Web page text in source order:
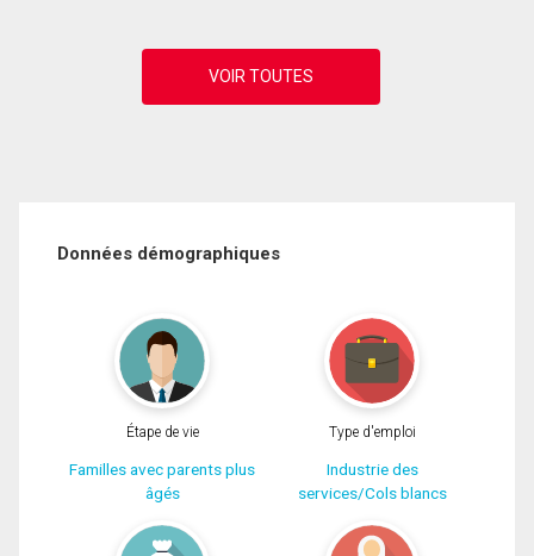
Données démographiques
Étape de vie
Familles avec parents plus
âgés
Type d'emploi
Industrie des
services/Cols blancs